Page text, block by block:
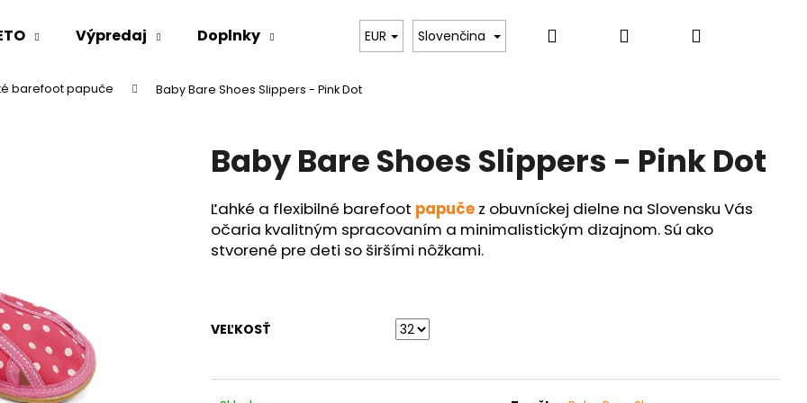
Výpredaj Doplnky Oblečenie Kontakt
EUR Slovenčina Hľadať PrihlásenieNákupný
barefoot papuče Baby Bare Shoes Slippers - Pink Dot
Baby Bare Shoes Slippers - Pink Dot
Ľahké a flexibilné barefoot papuče z obuvníckej dielne na Slovensku Vás
očaria kvalitným spracovaním a minimalistickým dizajnom. Sú ako
stvorené pre deti so širšími nôžkami.
VEĽKOSŤ
Čo potrebujete nájsť?
HĽADAŤ